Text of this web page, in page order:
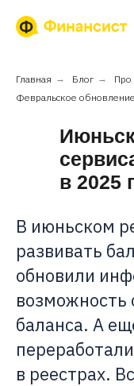
Главная → Блог → Про
Февральское
в 2025
В июньском
развивать
обновили
возможность
баланса. А
в реестрах.